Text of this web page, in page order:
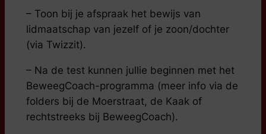
– Toon bij je afspraak het bewijs van
lidmaatschap van jezelf of je zoon/dochter
(via Twizzit).
– Na de test kunnen jullie beginnen met het
BeweegCoach-programma (meer info via de
folders bij de Moerstraat, de Kaak of
rechtstreeks bij BeweegCoach).